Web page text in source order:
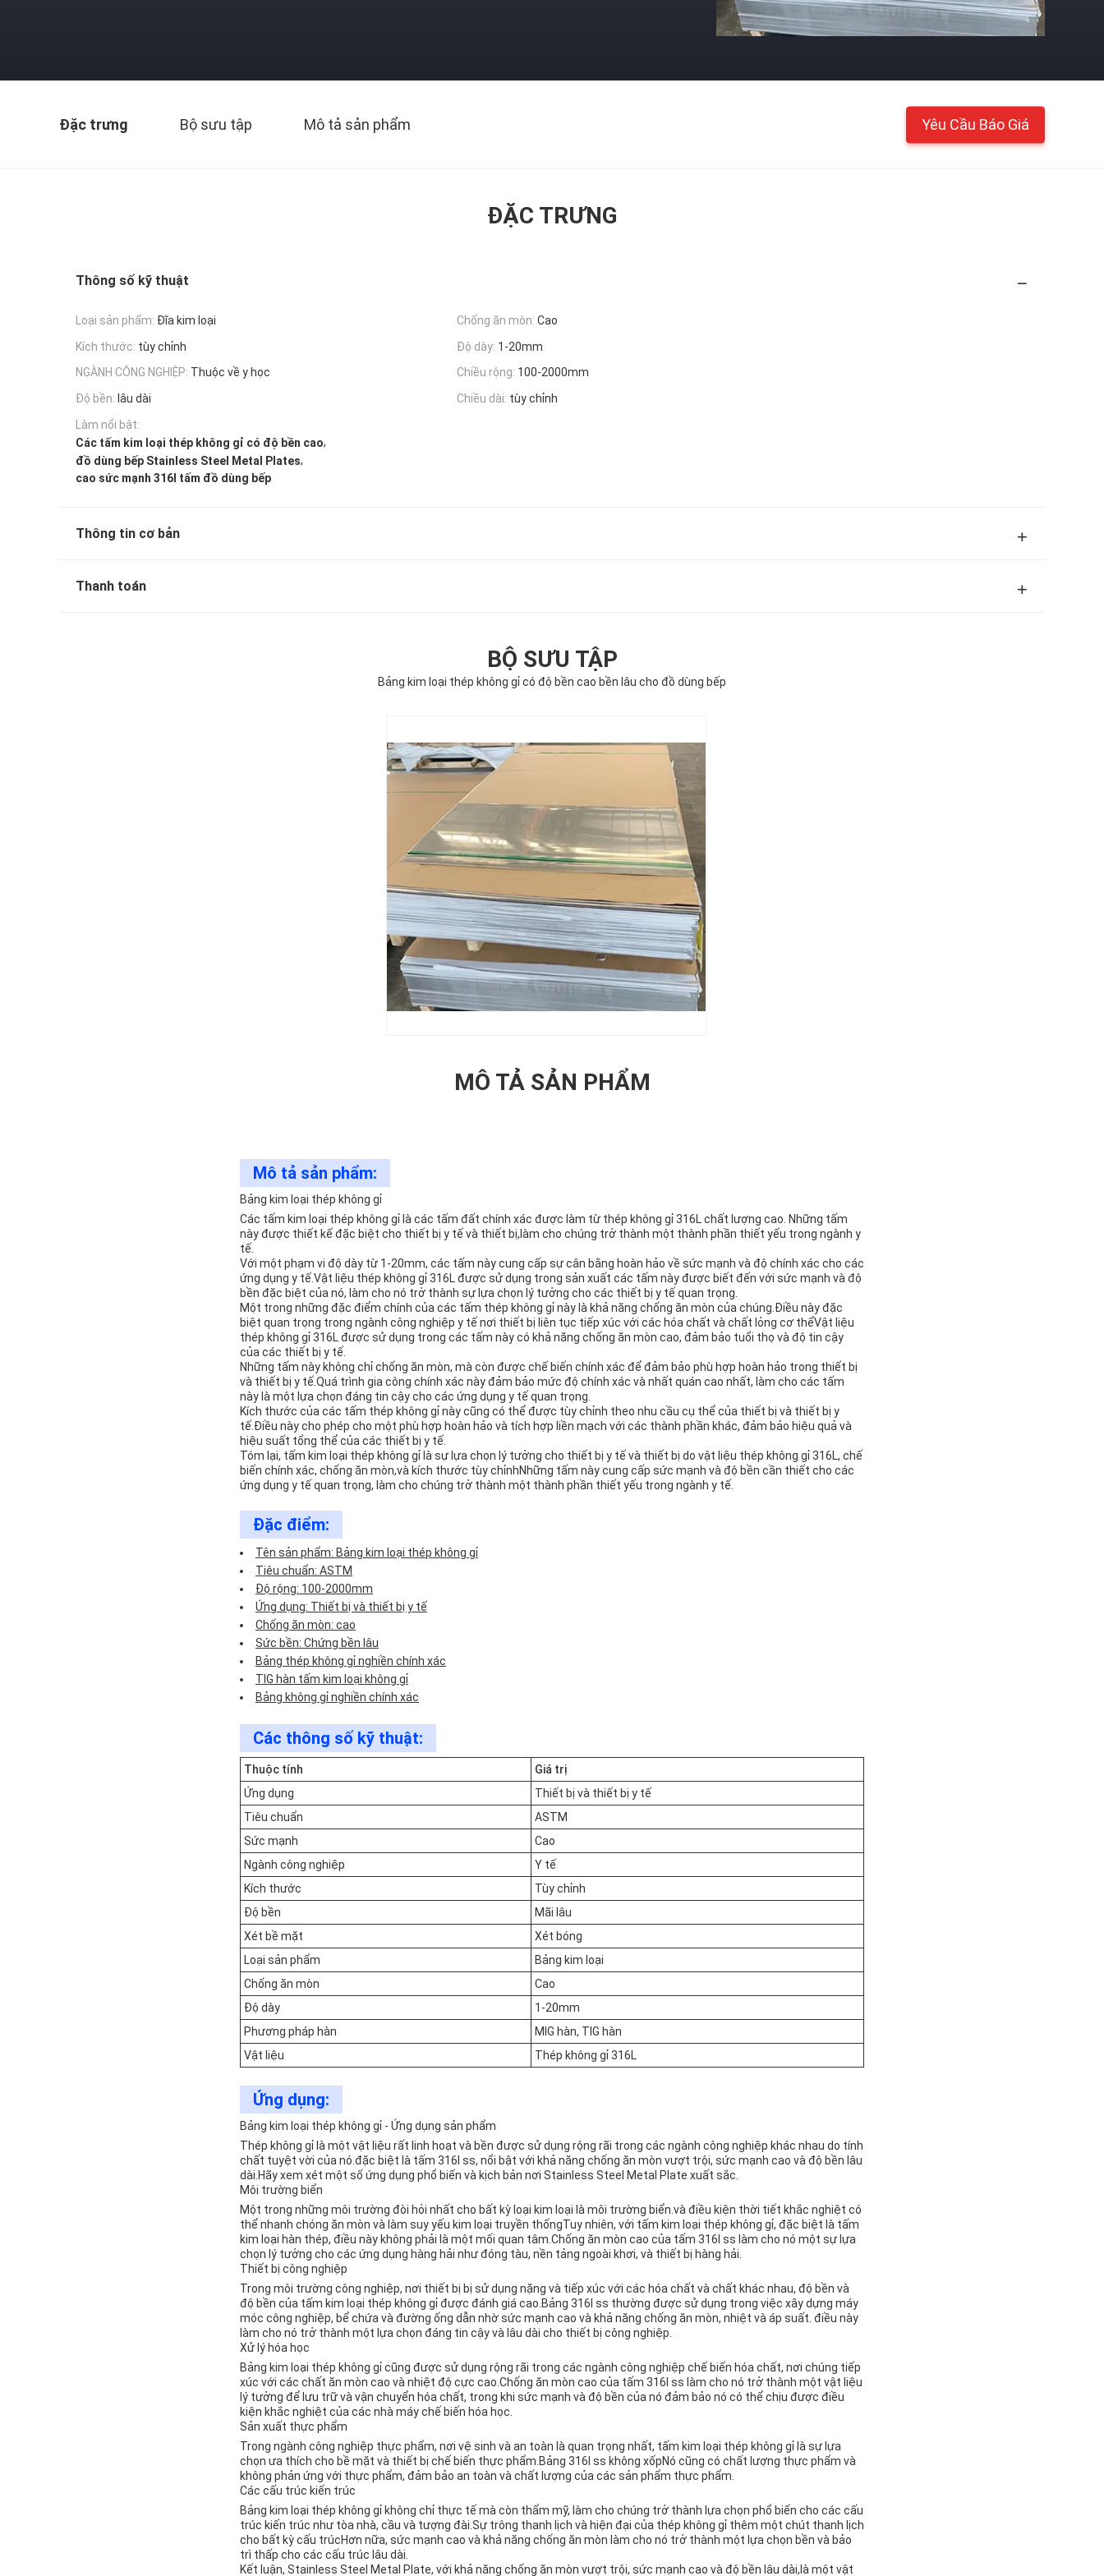
Đặc trưng Bộ sưu tập Mô tả sản phẩm Yêu Cầu Báo Giá
ĐẶC TRƯNG
Thông số kỹ thuật
Loại sản phẩm: Đĩa kim loại Chống ăn mòn: Cao
Kích thước: tùy chỉnh Độ dày: 1-20mm
NGÀNH CÔNG NGHIỆP: Thuộc về y học Chiều rộng: 100-2000mm
Độ bền: lâu dài Chiều dài: tùy chỉnh
Làm nổi bật:
Các tấm kim loại thép không gỉ có độ bền cao,
đồ dùng bếp Stainless Steel Metal Plates,
cao sức mạnh 316l tấm đồ dùng bếp
Thông tin cơ bản
Thanh toán
BỘ SƯU TẬP
Bảng kim loại thép không gỉ có độ bền cao bền lâu cho đồ dùng bếp
MÔ TẢ SẢN PHẨM
Mô tả sản phẩm:
Bảng kim loại thép không gỉ
Các tấm kim loại thép không gỉ là các tấm đất chính xác được làm từ thép không gỉ 316L chất lượng cao. Những tấm
này được thiết kế đặc biệt cho thiết bị y tế và thiết bị,làm cho chúng trở thành một thành phần thiết yếu trong ngành y
tế.
Với một phạm vi độ dày từ 1-20mm, các tấm này cung cấp sự cân bằng hoàn hảo về sức mạnh và độ chính xác cho các
ứng dụng y tế.Vật liệu thép không gỉ 316L được sử dụng trong sản xuất các tấm này được biết đến với sức mạnh và độ
bền đặc biệt của nó, làm cho nó trở thành sự lựa chọn lý tưởng cho các thiết bị y tế quan trọng.
Một trong những đặc điểm chính của các tấm thép không gỉ này là khả năng chống ăn mòn của chúng.Điều này đặc
biệt quan trọng trong ngành công nghiệp y tế nơi thiết bị liên tục tiếp xúc với các hóa chất và chất lỏng cơ thểVật liệu
thép không gỉ 316L được sử dụng trong các tấm này có khả năng chống ăn mòn cao, đảm bảo tuổi thọ và độ tin cậy
của các thiết bị y tế.
Những tấm này không chỉ chống ăn mòn, mà còn được chế biến chính xác để đảm bảo phù hợp hoàn hảo trong thiết bị
và thiết bị y tế.Quá trình gia công chính xác này đảm bảo mức độ chính xác và nhất quán cao nhất, làm cho các tấm
này là một lựa chọn đáng tin cậy cho các ứng dụng y tế quan trọng.
Kích thước của các tấm thép không gỉ này cũng có thể được tùy chỉnh theo nhu cầu cụ thể của thiết bị và thiết bị y
tế.Điều này cho phép cho một phù hợp hoàn hảo và tích hợp liền mạch với các thành phần khác, đảm bảo hiệu quả và
hiệu suất tổng thể của các thiết bị y tế.
Tóm lại, tấm kim loại thép không gỉ là sự lựa chọn lý tưởng cho thiết bị y tế và thiết bị do vật liệu thép không gỉ 316L, chế
biến chính xác, chống ăn mòn,và kích thước tùy chỉnhNhững tấm này cung cấp sức mạnh và độ bền cần thiết cho các
ứng dụng y tế quan trọng, làm cho chúng trở thành một thành phần thiết yếu trong ngành y tế.
Đặc điểm:
Tên sản phẩm: Bảng kim loại thép không gỉ
Tiêu chuẩn: ASTM
Độ rộng: 100-2000mm
Ứng dụng: Thiết bị và thiết bị y tế
Chống ăn mòn: cao
Sức bền: Chứng bền lâu
Bảng thép không gỉ nghiền chính xác
TIG hàn tấm kim loại không gỉ
Bảng không gỉ nghiền chính xác
Các thông số kỹ thuật:
Thuộc tính
Giá trị
Ứng dụng
Thiết bị và thiết bị y tế
Tiêu chuẩn
ASTM
Sức mạnh
Cao
Ngành công nghiệp
Y tế
Kích thước
Tùy chỉnh
Độ bền
Mãi lâu
Xét bề mặt
Xét bóng
Loại sản phẩm
Bảng kim loại
Chống ăn mòn
Cao
Độ dày
1-20mm
Phương pháp hàn
MIG hàn, TIG hàn
Vật liệu
Thép không gỉ 316L
Ứng dụng:
Bảng kim loại thép không gỉ - Ứng dụng sản phẩm
Thép không gỉ là một vật liệu rất linh hoạt và bền được sử dụng rộng rãi trong các ngành công nghiệp khác nhau do tính
chất tuyệt vời của nó.đặc biệt là tấm 316l ss, nổi bật với khả năng chống ăn mòn vượt trội, sức mạnh cao và độ bền lâu
dài.Hãy xem xét một số ứng dụng phổ biến và kịch bản nơi Stainless Steel Metal Plate xuất sắc.
Môi trường biển
Một trong những môi trường đòi hỏi nhất cho bất kỳ loại kim loại là môi trường biển.và điều kiện thời tiết khắc nghiệt có
thể nhanh chóng ăn mòn và làm suy yếu kim loại truyền thốngTuy nhiên, với tấm kim loại thép không gỉ, đặc biệt là tấm
kim loại hàn thép, điều này không phải là một mối quan tâm.Chống ăn mòn cao của tấm 316l ss làm cho nó một sự lựa
chọn lý tưởng cho các ứng dụng hàng hải như đóng tàu, nền tảng ngoài khơi, và thiết bị hàng hải.
Thiết bị công nghiệp
Trong môi trường công nghiệp, nơi thiết bị bị sử dụng nặng và tiếp xúc với các hóa chất và chất khác nhau, độ bền và
độ bền của tấm kim loại thép không gỉ được đánh giá cao.Bảng 316l ss thường được sử dụng trong việc xây dựng máy
móc công nghiệp, bể chứa và đường ống dẫn nhờ sức mạnh cao và khả năng chống ăn mòn, nhiệt và áp suất. điều này
làm cho nó trở thành một lựa chọn đáng tin cậy và lâu dài cho thiết bị công nghiệp.
Xử lý hóa học
Bảng kim loại thép không gỉ cũng được sử dụng rộng rãi trong các ngành công nghiệp chế biến hóa chất, nơi chúng tiếp
xúc với các chất ăn mòn cao và nhiệt độ cực cao.Chống ăn mòn cao của tấm 316l ss làm cho nó trở thành một vật liệu
lý tưởng để lưu trữ và vận chuyển hóa chất, trong khi sức mạnh và độ bền của nó đảm bảo nó có thể chịu được điều
kiện khắc nghiệt của các nhà máy chế biến hóa học.
Sản xuất thực phẩm
Trong ngành công nghiệp thực phẩm, nơi vệ sinh và an toàn là quan trọng nhất, tấm kim loại thép không gỉ là sự lựa
chọn ưa thích cho bề mặt và thiết bị chế biến thực phẩm.Bảng 316l ss không xốpNó cũng có chất lượng thực phẩm và
không phản ứng với thực phẩm, đảm bảo an toàn và chất lượng của các sản phẩm thực phẩm.
Các cấu trúc kiến trúc
Bảng kim loại thép không gỉ không chỉ thực tế mà còn thẩm mỹ, làm cho chúng trở thành lựa chọn phổ biến cho các cấu
trúc kiến trúc như tòa nhà, cầu và tượng đài.Sự trông thanh lịch và hiện đại của thép không gỉ thêm một chút thanh lịch
cho bất kỳ cấu trúcHơn nữa, sức mạnh cao và khả năng chống ăn mòn làm cho nó trở thành một lựa chọn bền và bảo
trì thấp cho các cấu trúc lâu dài.
Kết luận, Stainless Steel Metal Plate, với khả năng chống ăn mòn vượt trội, sức mạnh cao và độ bền lâu dài,là một vật